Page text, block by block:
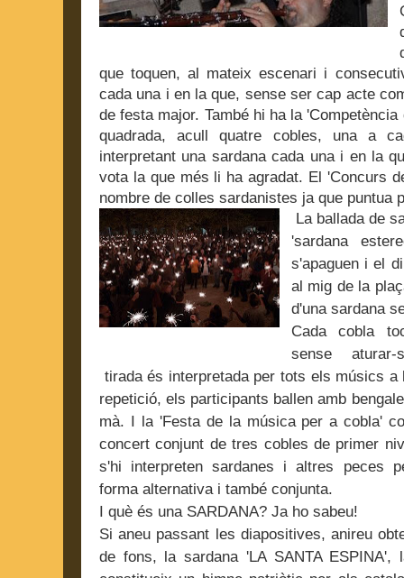
que toquen, al mateix escenari i
cada una i en la que, sense ser cap acte
de festa major. També hi ha la
quadrada, acull quatre cobles, una a
interpretant una sardana cada una i en la
vota la que més li ha agradat. El 'Concurs
nombre de colles sardanistes ja que puntua
La ballada de
'sardana
s'apaguen i el
al mig de la
d'una sardana
Cada cobla
sense
tirada és interpretada per tots els músics a
repetició, els participants ballen amb
mà. I la'Festa de la música per a cobla'
concert conjunt de tres cobles de primer
s'hi interpreten sardanes i altres peces
forma alternativa i també conjunta.
I què és una SARDANA? Ja ho sabeu!
Si aneu passant les diapositives, anireu
de fons, la sardana 'LA SANTA ESPINA',